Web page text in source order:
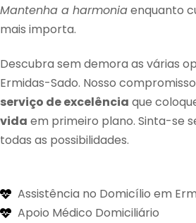
Mantenha a harmoniaenquanto
mais importa.
Descubra sem demora as várias
Ermidas-Sado. Nosso
serviço de excelência que
vida em primeiro plano. Sinta-se
todas as possibilidades.
Assistência no Domicílio em
Apoio Médico Domiciliário